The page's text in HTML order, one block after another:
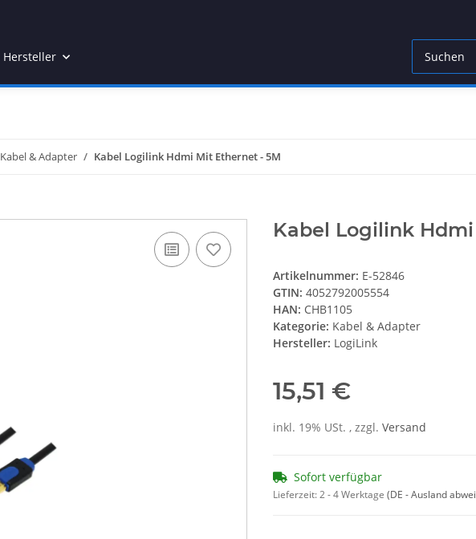
Hersteller
Kabel & Adapter Kabel Logilink Hdmi Mit Ethernet - 5M
Kabel Logilink
Artikelnummer: E-52846
GTIN: 4052792005554
HAN: CHB1105
Kategorie: Kabel & Adapter
Hersteller: LogiLink
15,51 €
inkl. 19% USt. , zzgl. Versand
Sofort verfügbar
Lieferzeit:2 - 4 Werktage (DE - Ausland